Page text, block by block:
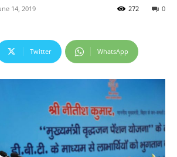
14, 2019 0
272
Twitter WhatsApp